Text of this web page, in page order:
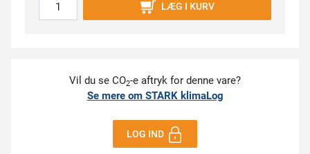
LÆG I KURV
Vil du se CO2-e aftryk for denne vare?
Se mere om STARK klimaLog
LOG IND